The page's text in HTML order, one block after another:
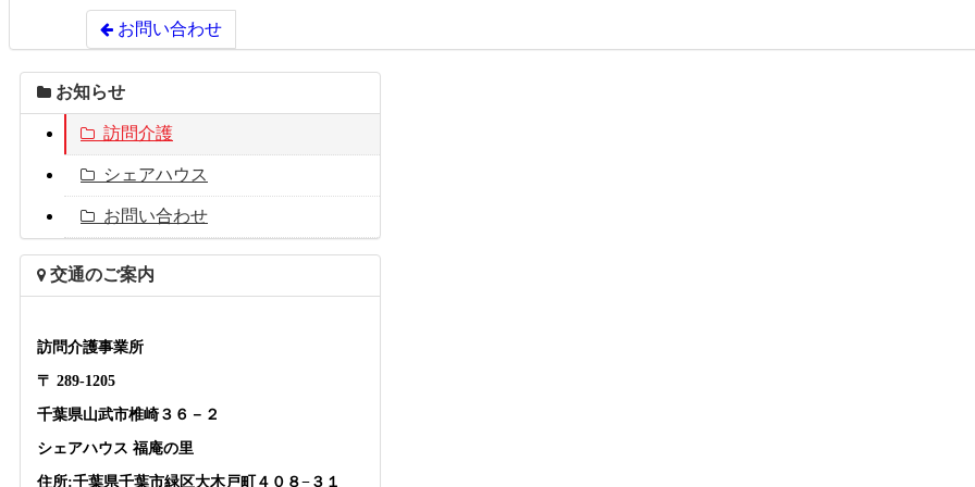
お問い合わせ
お知らせ
訪問介護
シェアハウス
お問い合わせ
交通のご案内
訪問介護事業所
〒 289-1205
千葉県山武市椎崎３６－２
シェアハウス 福庵の里
住所:千葉県千葉市緑区大木戸町４０８−３１